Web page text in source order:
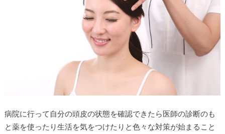
病院に行って自分の頭皮の状態を確認できたら医師の診断のも
と薬を使ったり生活を気をつけたりと色々な対策が始まること